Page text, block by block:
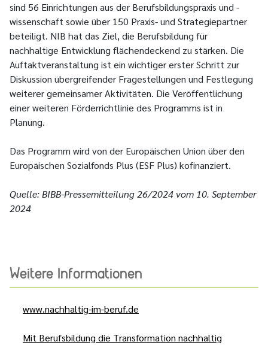
sind 56 Einrichtungen aus der Berufsbildungspraxis und -
wissenschaft sowie über 150 Praxis- und Strategiepartner
beteiligt. NIB hat das Ziel, die Berufsbildung für
nachhaltige Entwicklung flächendeckend zu stärken. Die
Auftaktveranstaltung ist ein wichtiger erster Schritt zur
Diskussion übergreifender Fragestellungen und Festlegung
weiterer gemeinsamer Aktivitäten. Die Veröffentlichung
einer weiteren Förderrichtlinie des Programms ist in
Planung.
Das Programm wird von der Europäischen Union über den
Europäischen Sozialfonds Plus (ESF Plus) kofinanziert.
Quelle: BIBB-Pressemitteilung 26/2024 vom 10. September
2024
Weitere Informationen
www.nachhaltig-im-beruf.de
Mit Berufsbildung die Transformation nachhaltig